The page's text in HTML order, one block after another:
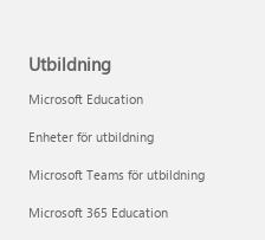
Utbildning
Microsoft Education
Enheter för utbildning
Microsoft Teams för utbildning
Microsoft 365 Education